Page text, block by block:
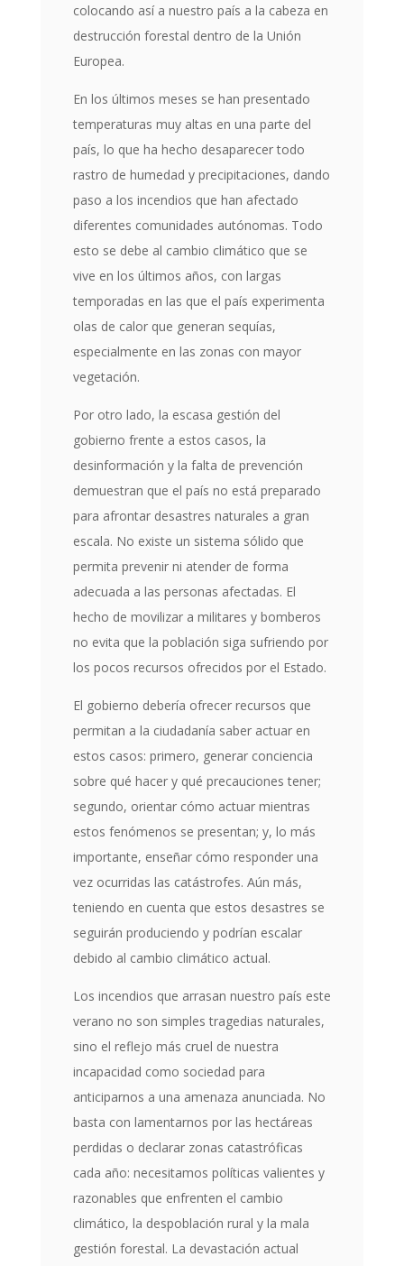
colocando así a nuestro país a la cabeza en
destrucción forestal dentro de la Unión
Europea.
En los últimos meses se han presentado
temperaturas muy altas en una parte del
país, lo que ha hecho desaparecer todo
rastro de humedad y precipitaciones, dando
paso a los incendios que han afectado
diferentes comunidades autónomas. Todo
esto se debe al cambio climático que se
vive en los últimos años, con largas
temporadas en las que el país experimenta
olas de calor que generan sequías,
especialmente en las zonas con mayor
vegetación.
Por otro lado, la escasa gestión del
gobierno frente a estos casos, la
desinformación y la falta de prevención
demuestran que el país no está preparado
para afrontar desastres naturales a gran
escala. No existe un sistema sólido que
permita prevenir ni atender de forma
adecuada a las personas afectadas. El
hecho de movilizar a militares y bomberos
no evita que la población siga sufriendo por
los pocos recursos ofrecidos por el Estado.
El gobierno debería ofrecer recursos que
permitan a la ciudadanía saber actuar en
estos casos: primero, generar conciencia
sobre qué hacer y qué precauciones tener;
segundo, orientar cómo actuar mientras
estos fenómenos se presentan; y, lo más
importante, enseñar cómo responder una
vez ocurridas las catástrofes. Aún más,
teniendo en cuenta que estos desastres se
seguirán produciendo y podrían escalar
debido al cambio climático actual.
Los incendios que arrasan nuestro país este
verano no son simples tragedias naturales,
sino el reflejo más cruel de nuestra
incapacidad como sociedad para
anticiparnos a una amenaza anunciada. No
basta con lamentarnos por las hectáreas
perdidas o declarar zonas catastróficas
cada año: necesitamos políticas valientes y
razonables que enfrenten el cambio
climático, la despoblación rural y la mala
gestión forestal. La devastación actual